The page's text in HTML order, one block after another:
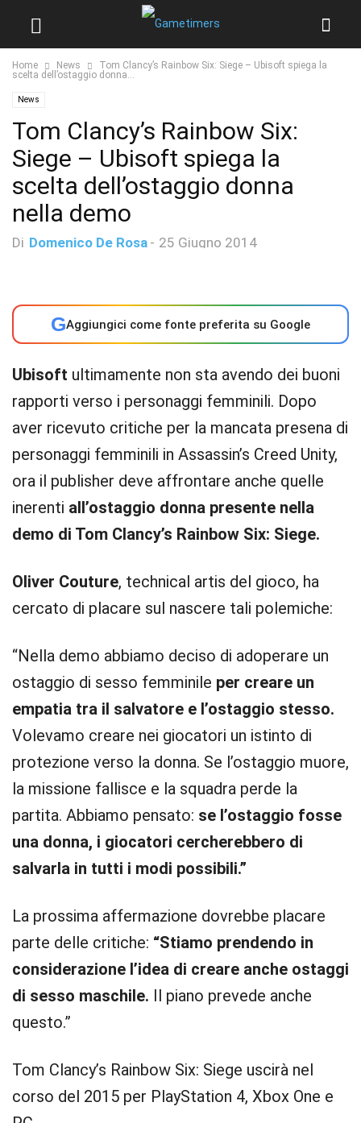
Home News
Tom Clancy’s Rainbow Six: Siege – Ubisoft spiega la
scelta dell’ostaggio donna...
News
Tom Clancy’s Rainbow Six:
Siege – Ubisoft spiega la
scelta dell’ostaggio donna
nella demo
Di Domenico De Rosa - 25 Giugno 2014
GAggiungici come fonte preferita su Google
Ubisoft ultimamente non sta avendo dei buoni
rapporti verso i personaggi femminili. Dopo
aver ricevuto critiche per la mancata presena di
personaggi femminili in Assassin’s Creed Unity,
ora il publisher deve affrontare anche quelle
inerenti all’ostaggio donna presente nella
demo di Tom Clancy’s Rainbow Six: Siege.
Oliver Couture, technical artis del gioco, ha
cercato di placare sul nascere tali polemiche:
“Nella demo abbiamo deciso di adoperare un
ostaggio di sesso femminile per creare un
empatia tra il salvatore e l’ostaggio stesso.
Volevamo creare nei giocatori un istinto di
protezione verso la donna. Se l’ostaggio muore,
la missione fallisce e la squadra perde la
partita. Abbiamo pensato: se l’ostaggio fosse
una donna, i giocatori cercherebbero di
salvarla in tutti i modi possibili.”
La prossima affermazione dovrebbe placare
parte delle critiche: “Stiamo prendendo in
considerazione l’idea di creare anche ostaggi
di sesso maschile. Il piano prevede anche
questo.”
Tom Clancy’s Rainbow Six: Siege uscirà nel
corso del 2015 per PlayStation 4, Xbox One e